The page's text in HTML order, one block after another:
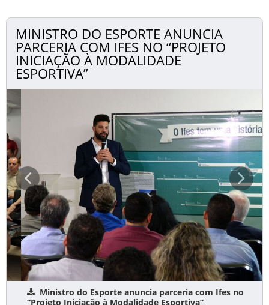
MINISTRO DO ESPORTE ANUNCIA
PARCERIA COM IFES NO “PROJETO
INICIAÇÃO À MODALIDADE
ESPORTIVA”
Ministro do Esporte anuncia parceria com Ifes no
“Projeto Iniciação à Modalidade Esportiva”